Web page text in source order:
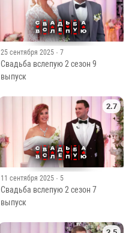
25 сентября 2025 · 7
Свадьба вслепую 2 сезон 9
выпуск
2.7
11 сентября 2025 · 5
Свадьба вслепую 2 сезон 7
выпуск